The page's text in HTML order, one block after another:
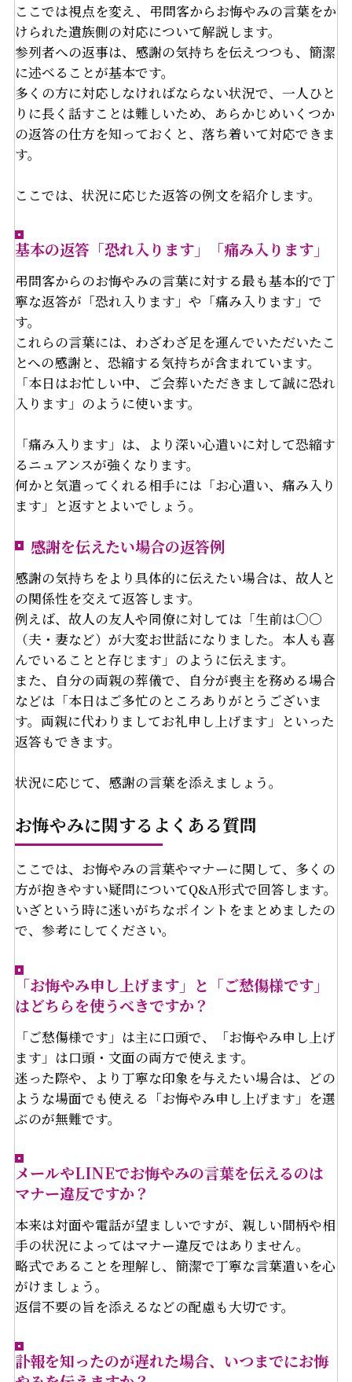
ここでは視点を変え、弔問客からお悔やみの言葉をか
けられた遺族側の対応について解説します。
参列者への返事は、感謝の気持ちを伝えつつも、簡潔
に述べることが基本です。
多くの方に対応しなければならない状況で、一人ひと
りに長く話すことは難しいため、あらかじめいくつか
の返答の仕方を知っておくと、落ち着いて対応できま
す。
ここでは、状況に応じた返答の例文を紹介します。
基本の返答「恐れ入ります」「痛み入ります」
弔問客からのお悔やみの言葉に対する最も基本的で丁
寧な返答が「恐れ入ります」や「痛み入ります」で
す。
これらの言葉には、わざわざ足を運んでいただいたこ
とへの感謝と、恐縮する気持ちが含まれています。
「本日はお忙しい中、ご会葬いただきまして誠に恐れ
入ります」のように使います。
「痛み入ります」は、より深い心遣いに対して恐縮す
るニュアンスが強くなります。
何かと気遣ってくれる相手には「お心遣い、痛み入り
ます」と返すとよいでしょう。
感謝を伝えたい場合の返答例
感謝の気持ちをより具体的に伝えたい場合は、故人と
の関係性を交えて返答します。
例えば、故人の友人や同僚に対しては「生前は〇〇
（夫・妻など）が大変お世話になりました。本人も喜
んでいることと存じます」のように伝えます。
また、自分の両親の葬儀で、自分が喪主を務める場合
などは「本日はご多忙のところありがとうございま
す。両親に代わりましてお礼申し上げます」といった
返答もできます。
状況に応じて、感謝の言葉を添えましょう。
お悔やみに関するよくある質問
ここでは、お悔やみの言葉やマナーに関して、多くの
方が抱きやすい疑問についてQ&A形式で回答します。
いざという時に迷いがちなポイントをまとめましたの
で、参考にしてください。
「お悔やみ申し上げます」と「ご愁傷様です」
はどちらを使うべきですか？
「ご愁傷様です」は主に口頭で、「お悔やみ申し上げ
ます」は口頭・文面の両方で使えます。
迷った際や、より丁寧な印象を与えたい場合は、どの
ような場面でも使える「お悔やみ申し上げます」を選
ぶのが無難です。
メールやLINEでお悔やみの言葉を伝えるのは
マナー違反ですか？
本来は対面や電話が望ましいですが、親しい間柄や相
手の状況によってはマナー違反ではありません。
略式であることを理解し、簡潔で丁寧な言葉遣いを心
がけましょう。
返信不要の旨を添えるなどの配慮も大切です。
訃報を知ったのが遅れた場合、いつまでにお悔